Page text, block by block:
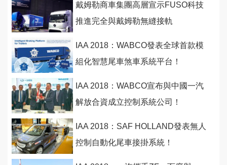
戴姆勒商車集團高層宣示FUSO科技
推進完全與戴姆勒無縫接軌
IAA 2018：WABCO發表全球首款模
組化智慧尾車煞車系統平台！
IAA 2018：WABCO宣布與中國一汽
解放合資成立控制系統公司！
IAA 2018：SAF HOLLAND發表無人
控制自動化尾車接掛系統！